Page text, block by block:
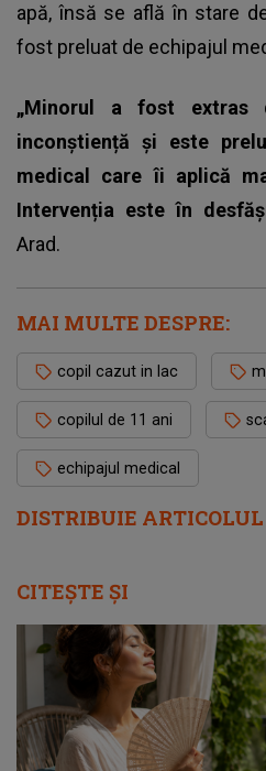
DISTRIBUIE ARTICOLUL
apă, însă se află în stare
fost preluat de echipajul
„Minorul a fost
inconștiență și este
medical care îi aplică
Intervenția este în
Arad.
MAI MULTE DESPRE:
copil cazut in lac
copilul de 11 ani
echipajul medical
CITEȘTE ȘI